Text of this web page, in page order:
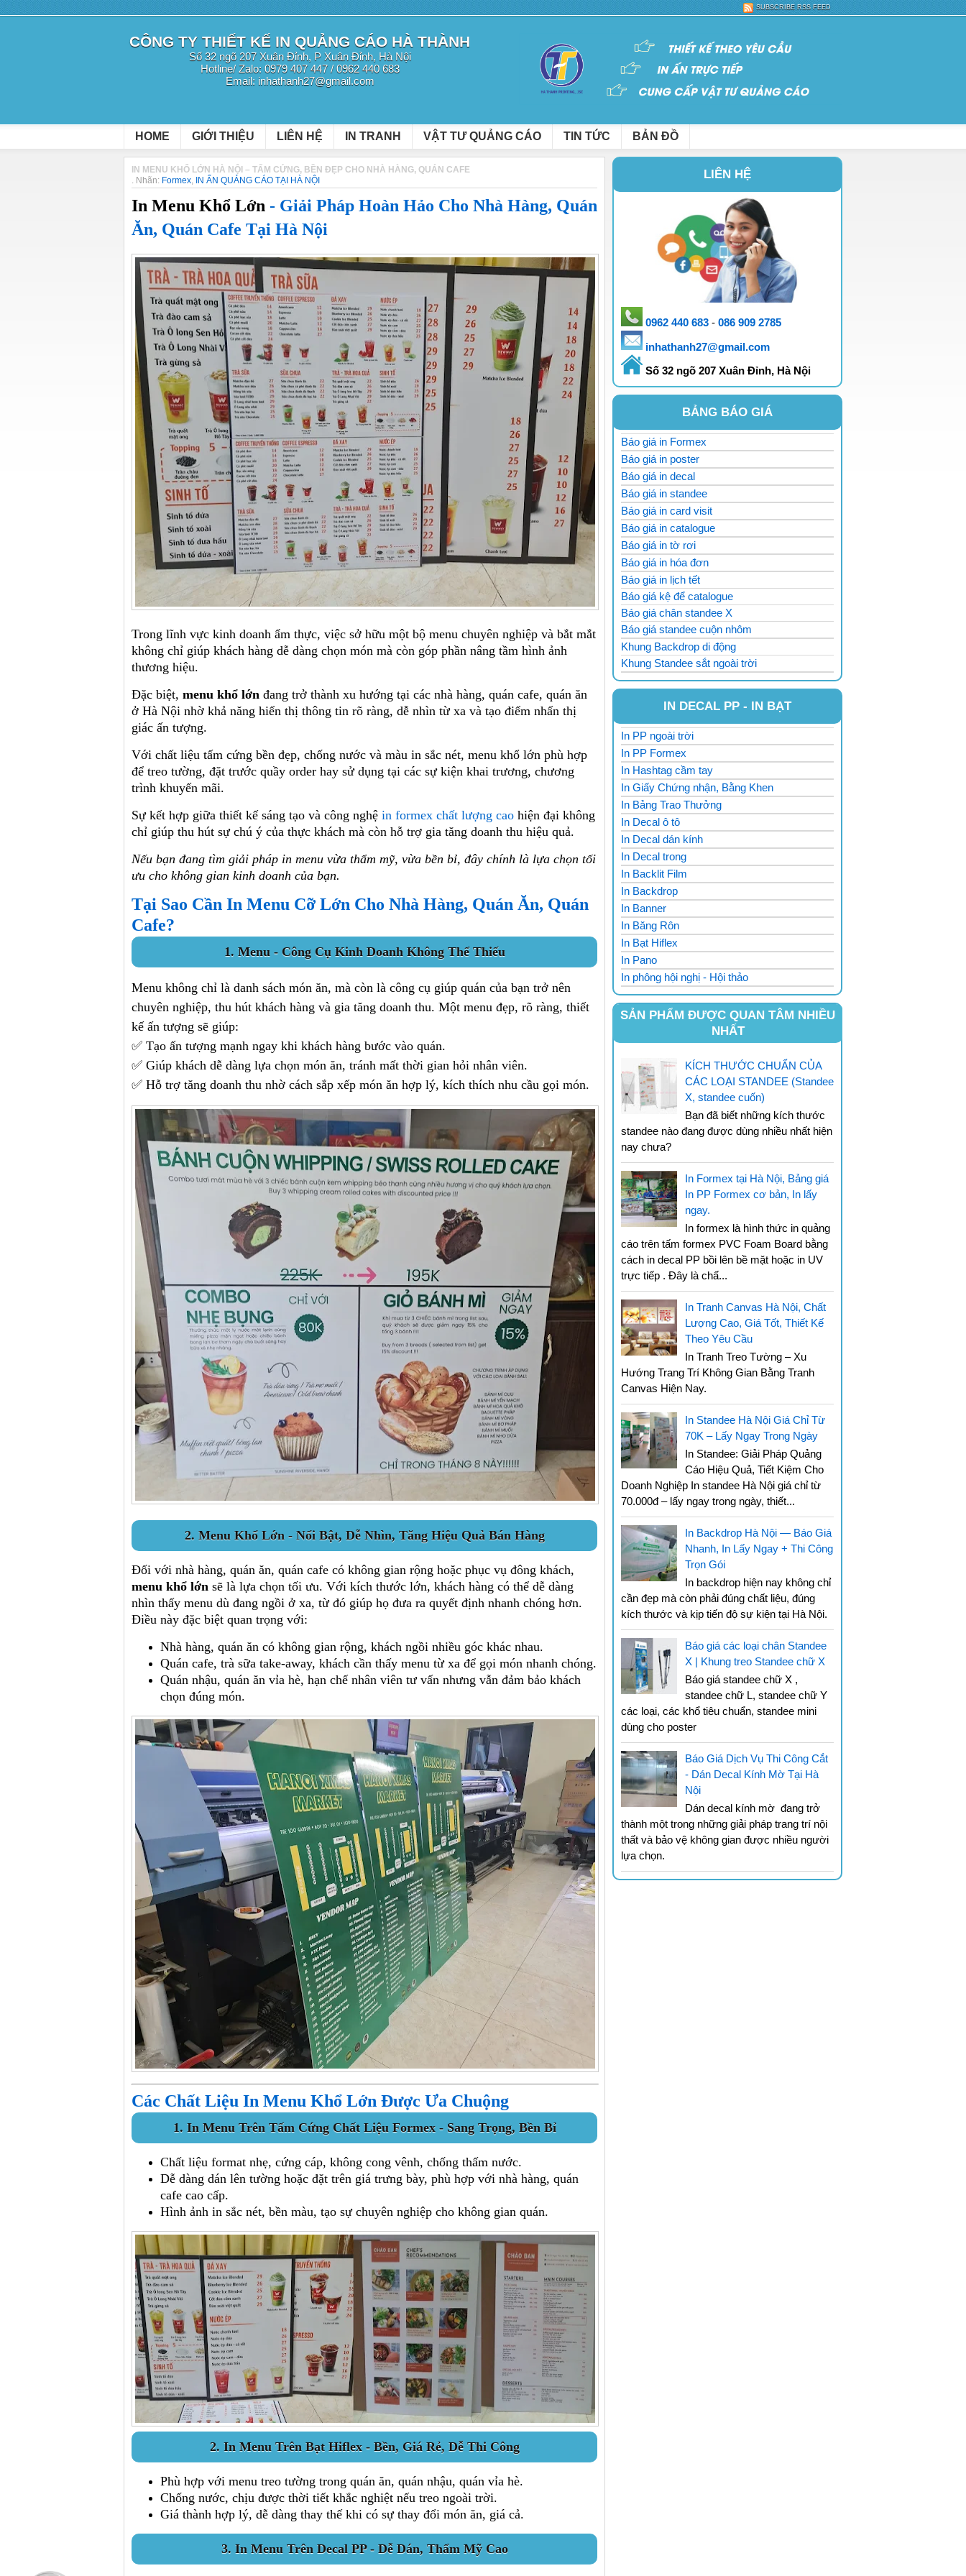
SUBSCRIBE RSS FEED
CÔNG TY THIẾT KẾ IN QUẢNG CÁO HÀ THÀNH
Số 32 ngõ 207 Xuân Đỉnh, P Xuân Đỉnh, Hà Nội
Hotline/ Zalo: 0979 407 447 / 0962 440 683
Email: inhathanh27@gmail.com
HOME GIỚI THIỆU LIÊN HỆ IN TRANH VẬT TƯ QUẢNG CÁO TIN TỨC BẢN ĐỒ
IN MENU KHỔ LỚN HÀ NỘI – TẤM CỨNG, BỀN ĐẸP CHO NHÀ HÀNG, QUÁN CAFE
. Nhãn: Formex, IN ẤN QUẢNG CÁO TẠI HÀ NỘI
In Menu Khổ Lớn - Giải Pháp Hoàn Hảo Cho Nhà Hàng, Quán
Ăn, Quán Cafe Tại Hà Nội
Trong lĩnh vực kinh doanh ẩm thực, việc sở hữu một bộ menu chuyên nghiệp và bắt mắt
không chỉ giúp khách hàng dễ dàng chọn món mà còn góp phần nâng tầm hình ảnh
thương hiệu.
Đặc biệt, menu khổ lớn đang trở thành xu hướng tại các nhà hàng, quán cafe, quán ăn
ở Hà Nội nhờ khả năng hiển thị thông tin rõ ràng, dễ nhìn từ xa và tạo điểm nhấn thị
giác ấn tượng.
Với chất liệu tấm cứng bền đẹp, chống nước và màu in sắc nét, menu khổ lớn phù hợp
để treo tường, đặt trước quầy order hay sử dụng tại các sự kiện khai trương, chương
trình khuyến mãi.
Sự kết hợp giữa thiết kế sáng tạo và công nghệ in formex chất lượng cao hiện đại không
chỉ giúp thu hút sự chú ý của thực khách mà còn hỗ trợ gia tăng doanh thu hiệu quả.
Nếu bạn đang tìm giải pháp in menu vừa thẩm mỹ, vừa bền bỉ, đây chính là lựa chọn tối
ưu cho không gian kinh doanh của bạn.
Tại Sao Cần In Menu Cỡ Lớn Cho Nhà Hàng, Quán Ăn, Quán
Cafe?
1. Menu - Công Cụ Kinh Doanh Không Thể Thiếu
Menu không chỉ là danh sách món ăn, mà còn là công cụ giúp quán của bạn trở nên
chuyên nghiệp, thu hút khách hàng và gia tăng doanh thu. Một menu đẹp, rõ ràng, thiết
kế ấn tượng sẽ giúp:
✅ Tạo ấn tượng mạnh ngay khi khách hàng bước vào quán.
✅ Giúp khách dễ dàng lựa chọn món ăn, tránh mất thời gian hỏi nhân viên.
✅ Hỗ trợ tăng doanh thu nhờ cách sắp xếp món ăn hợp lý, kích thích nhu cầu gọi món.
2. Menu Khổ Lớn - Nổi Bật, Dễ Nhìn, Tăng Hiệu Quả Bán Hàng
Đối với nhà hàng, quán ăn, quán cafe có không gian rộng hoặc phục vụ đông khách,
menu khổ lớn sẽ là lựa chọn tối ưu. Với kích thước lớn, khách hàng có thể dễ dàng
nhìn thấy menu dù đang ngồi ở xa, từ đó giúp họ đưa ra quyết định nhanh chóng hơn.
Điều này đặc biệt quan trọng với:
Nhà hàng, quán ăn có không gian rộng, khách ngồi nhiều góc khác nhau.
Quán cafe, trà sữa take-away, khách cần thấy menu từ xa để gọi món nhanh chóng.
Quán nhậu, quán ăn vỉa hè, hạn chế nhân viên tư vấn nhưng vẫn đảm bảo khách
chọn đúng món.
Các Chất Liệu In Menu Khổ Lớn Được Ưa Chuộng
1. In Menu Trên Tấm Cứng Chất Liệu Formex - Sang Trọng, Bền Bỉ
Chất liệu format nhẹ, cứng cáp, không cong vênh, chống thấm nước.
Dễ dàng dán lên tường hoặc đặt trên giá trưng bày, phù hợp với nhà hàng, quán
cafe cao cấp.
Hình ảnh in sắc nét, bền màu, tạo sự chuyên nghiệp cho không gian quán.
2. In Menu Trên Bạt Hiflex - Bền, Giá Rẻ, Dễ Thi Công
Phù hợp với menu treo tường trong quán ăn, quán nhậu, quán vỉa hè.
Chống nước, chịu được thời tiết khắc nghiệt nếu treo ngoài trời.
Giá thành hợp lý, dễ dàng thay thế khi có sự thay đổi món ăn, giá cả.
3. In Menu Trên Decal PP - Dễ Dán, Thẩm Mỹ Cao
LIÊN HỆ
0962 440 683 - 086 909 2785
inhathanh27@gmail.com
Số 32 ngõ 207 Xuân Đỉnh, Hà Nội
BẢNG BÁO GIÁ
Báo giá in Formex
Báo giá in poster
Báo giá in decal
Báo giá in standee
Báo giá in card visit
Báo giá in catalogue
Báo giá in tờ rơi
Báo giá in hóa đơn
Báo giá in lịch tết
Báo giá kệ để catalogue
Báo giá chân standee X
Báo giá standee cuộn nhôm
Khung Backdrop di động
Khung Standee sắt ngoài trời
IN DECAL PP - IN BẠT
In PP ngoài trời
In PP Formex
In Hashtag cầm tay
In Giấy Chứng nhận, Bằng Khen
In Bảng Trao Thưởng
In Decal ô tô
In Decal dán kính
In Decal trong
In Backlit Film
In Backdrop
In Banner
In Băng Rôn
In Bạt Hiflex
In Pano
In phông hội nghị - Hội thảo
SẢN PHẨM ĐƯỢC QUAN TÂM NHIỀU
NHẤT
KÍCH THƯỚC CHUẨN CỦA
CÁC LOẠI STANDEE (Standee
X, standee cuốn)
Bạn đã biết những kích thước
standee nào đang được dùng nhiều nhất hiện
nay chưa?
In Formex tại Hà Nội, Bảng giá
In PP Formex cơ bản, In lấy
ngay.
In formex là hình thức in quảng
cáo trên tấm formex PVC Foam Board bằng
cách in decal PP bồi lên bề mặt hoặc in UV
trực tiếp . Đây là chấ...
In Tranh Canvas Hà Nội, Chất
Lượng Cao, Giá Tốt, Thiết Kế
Theo Yêu Cầu
In Tranh Treo Tường – Xu
Hướng Trang Trí Không Gian Bằng Tranh
Canvas Hiện Nay.
In Standee Hà Nội Giá Chỉ Từ
70K – Lấy Ngay Trong Ngày
In Standee: Giải Pháp Quảng
Cáo Hiệu Quả, Tiết Kiệm Cho
Doanh Nghiệp In standee Hà Nội giá chỉ từ
70.000đ – lấy ngay trong ngày, thiết...
In Backdrop Hà Nội — Báo Giá
Nhanh, In Lấy Ngay + Thi Công
Trọn Gói
In backdrop hiện nay không chỉ
cần đẹp mà còn phải đúng chất liệu, đúng
kích thước và kịp tiến độ sự kiện tại Hà Nội.
Báo giá các loại chân Standee
X | Khung treo Standee chữ X
Báo giá standee chữ X ,
standee chữ L, standee chữ Y
các loại, các khổ tiêu chuẩn, standee mini
dùng cho poster
Báo Giá Dịch Vụ Thi Công Cắt
- Dán Decal Kính Mờ Tại Hà
Nội
Dán decal kính mờ đang trở
thành một trong những giải pháp trang trí nội
thất và bảo vệ không gian được nhiều người
lựa chọn.